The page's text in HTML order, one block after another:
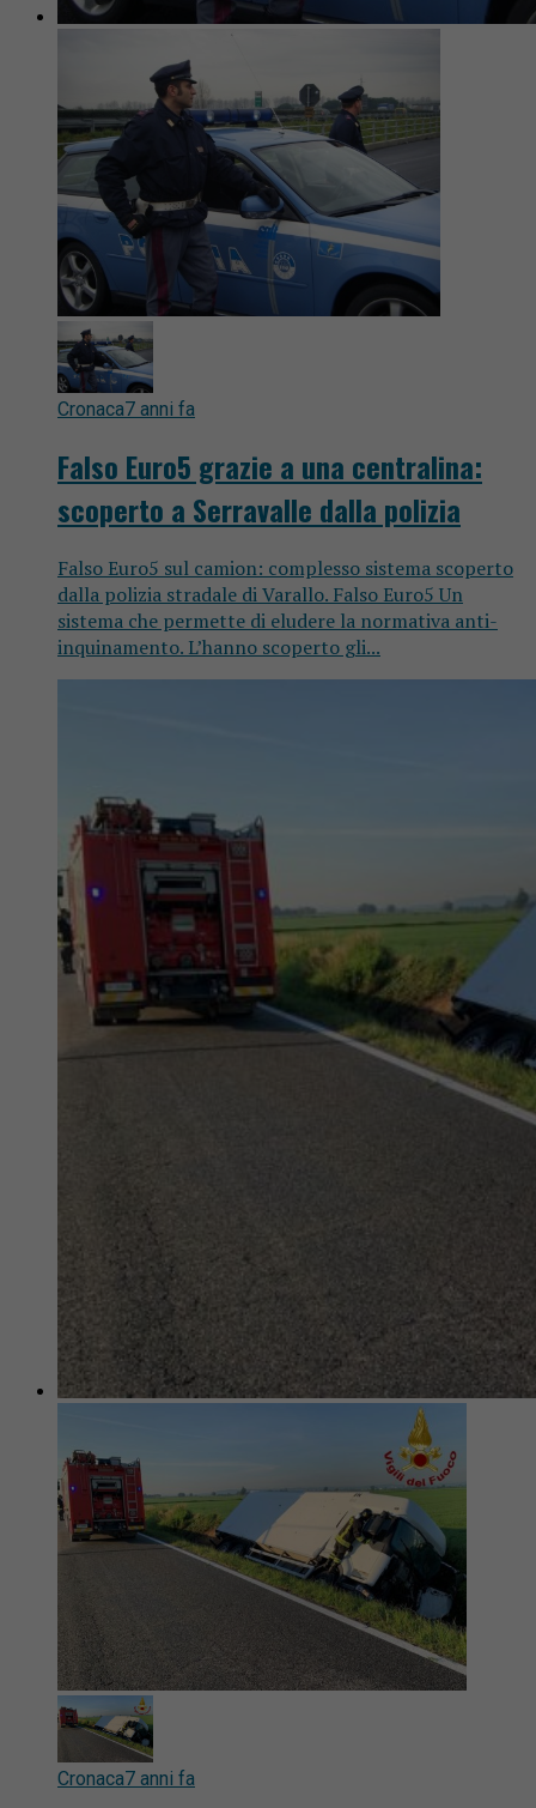
Cronaca7 anni fa
Falso Euro5 grazie a una centralina:
scoperto a Serravalle dalla polizia
Falso Euro5 sul camion: complesso sistema scoperto
dalla polizia stradale di Varallo. Falso Euro5 Un
sistema che permette di eludere la normativa anti-
inquinamento. L’hanno scoperto gli...
Cronaca7 anni fa